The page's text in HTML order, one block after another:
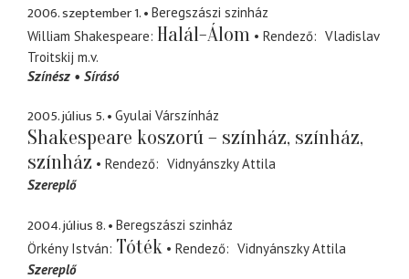
2006. szeptember 1.
Beregszászi szinház
William Shakespeare Halál-Álom Rendező
Vladislav
Troitskij m.v.
Színész
Sírásó
2005. július 5. Gyulai Várszínház
Shakespeare koszorú – színház, színház,
színház
Rendező
Vidnyánszky Attila
Szereplő
2004. július 8.
Beregszászi szinház
Örkény István Tóték Rendező
Vidnyánszky Attila
Szereplő